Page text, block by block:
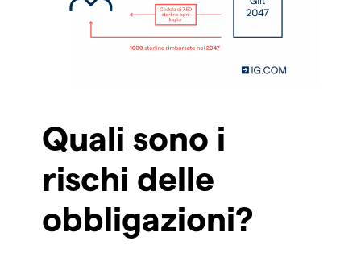
Quali sono i
rischi delle
obbligazioni?